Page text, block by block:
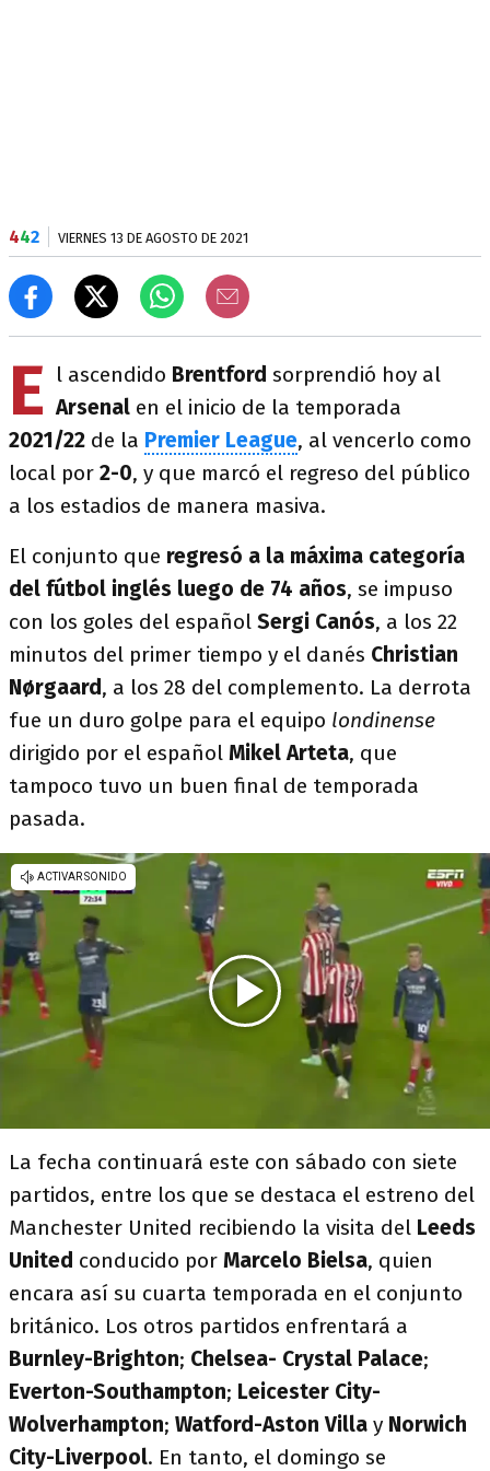
442 VIERNES 13 DE AGOSTO DE 2021
E l ascendido Brentford sorprendió hoy al
Arsenal en el inicio de la temporada
2021/22 de la Premier League, al vencerlo como
local por 2-0, y que marcó el regreso del público
a los estadios de manera masiva.
El conjunto que regresó a la máxima categoría
del fútbol inglés luego de 74 años, se impuso
con los goles del español Sergi Canós, a los 22
minutos del primer tiempo y el danés Christian
Nørgaard, a los 28 del complemento. La derrota
fue un duro golpe para el equipo londinense
dirigido por el español Mikel Arteta, que
tampoco tuvo un buen final de temporada
pasada.
La fecha continuará este con sábado con siete
partidos, entre los que se destaca el estreno del
Manchester United recibiendo la visita del Leeds
United conducido por Marcelo Bielsa, quien
encara así su cuarta temporada en el conjunto
británico. Los otros partidos enfrentará a
Burnley-Brighton; Chelsea- Crystal Palace;
Everton-Southampton; Leicester City-
Wolverhampton; Watford-Aston Villa y Norwich
City-Liverpool. En tanto, el domingo se